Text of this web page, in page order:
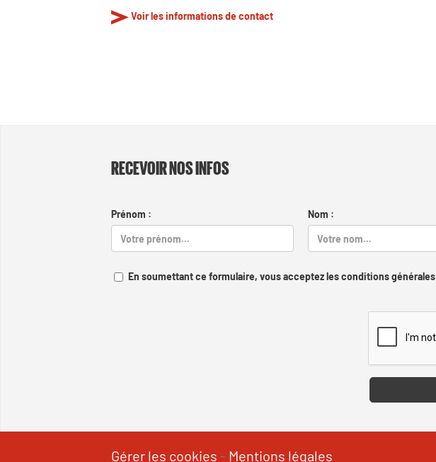
Voir les informations de contact
RECEVOIR NOS INFOS
Prénom : Nom :
En soumettant ce formulaire, vous acceptez les conditions générales
Gérer les cookies - Mentions légales